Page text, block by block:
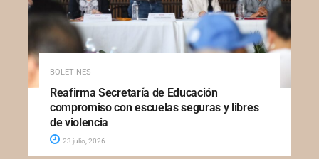
BOLETINES
Reafirma Secretaría de Educación
compromiso con escuelas seguras y libres
de violencia
23 julio, 2026